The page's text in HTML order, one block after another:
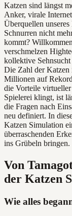
Katzen sind längst
Anker, virale
Überquellen
Schnurren nicht
kommt?
verschmelzen
kollektive
Die Zahl der Katzen
Millionen auf
die Vorteile
Spielerei klingt, ist
die Fragen nach
neu definiert. In
Katzen Simulation
überraschenden
ins Grübeln bringen.
Von
der Katzen
Wie alles